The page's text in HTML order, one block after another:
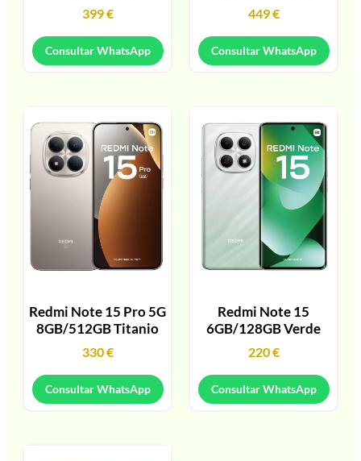
399€
Consultar WhatsApp
449€
Consultar WhatsApp
Redmi Note 15 Pro 5G
8GB/512GB Titanio
330€
Consultar WhatsApp
Redmi Note 15
6GB/128GB Verde
220€
Consultar WhatsApp